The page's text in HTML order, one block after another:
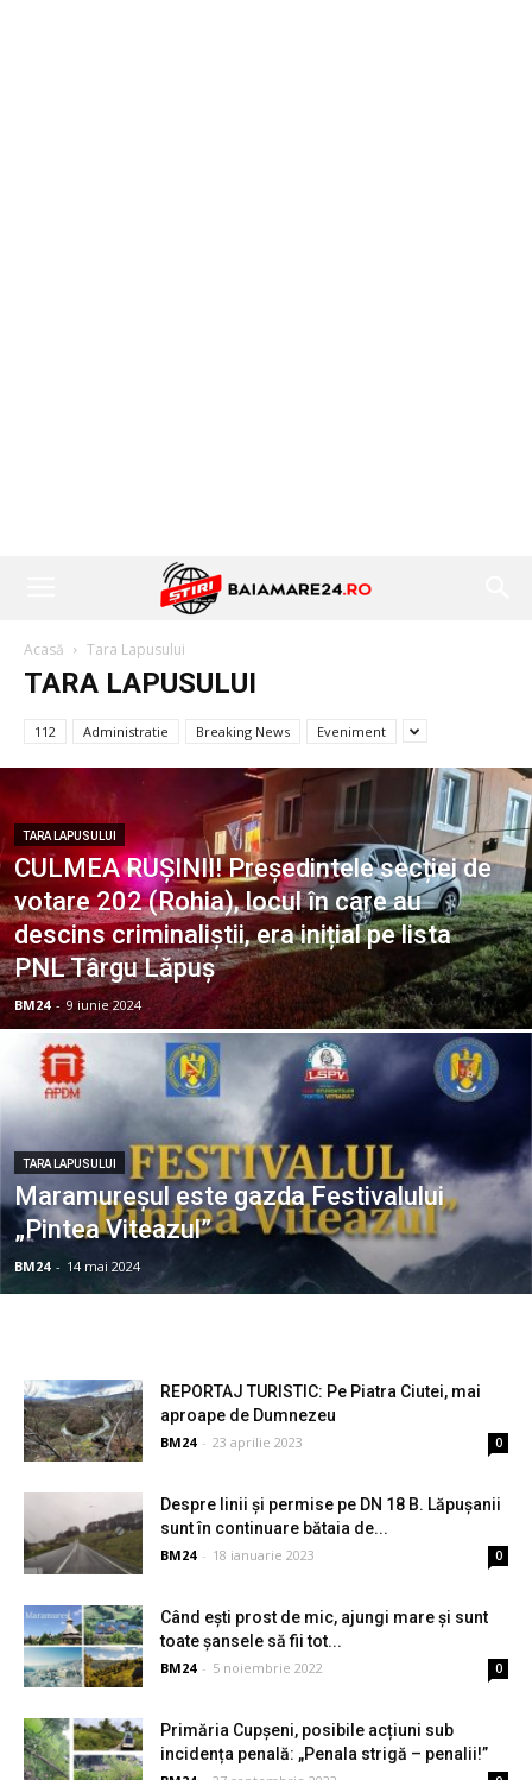
Acasă Tara Lapusului
TARA LAPUSULUI
112 Administratie Breaking News Eveniment
TARA LAPUSULUI
CULMEA RUȘINII! Președintele secției de
votare 202 (Rohia), locul în care au
descins criminaliștii, era inițial pe lista
PNL Târgu Lăpuș
BM24 - 9 iunie 2024
TARA LAPUSULUI
Maramureșul este gazda Festivalului
„Pintea Viteazul”
BM24 - 14 mai 2024
REPORTAJ TURISTIC: Pe Piatra Ciutei, mai
aproape de Dumnezeu
BM24 - 23 aprilie 2023 0
Despre linii și permise pe DN 18 B. Lăpușanii
sunt în continuare bătaia de...
BM24 - 18 ianuarie 2023 0
Când ești prost de mic, ajungi mare și sunt
toate șansele să fii tot...
BM24 - 5 noiembrie 2022 0
Primăria Cupșeni, posibile acțiuni sub
incidența penală: „Penala strigă – penalii!”